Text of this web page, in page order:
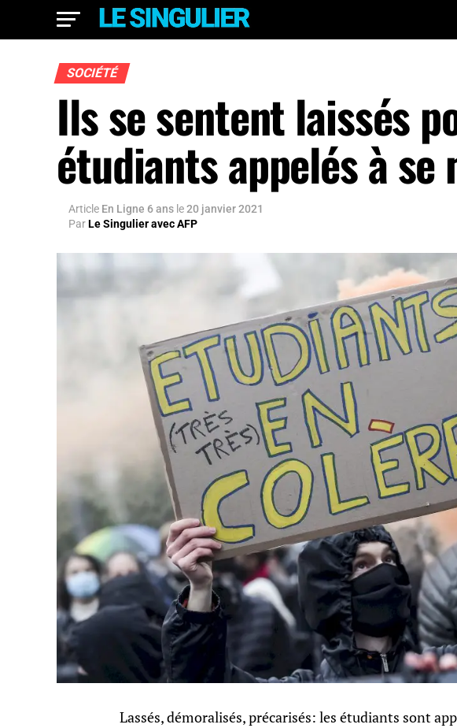
SOCIÉTÉ
Ils se sentent laissés
étudiants appelés à
Article En Ligne 6 ans le20 janvier 2021
ParLe Singulier avec AFP
Lassés, démoralisés, précarisés: les étudiants sont